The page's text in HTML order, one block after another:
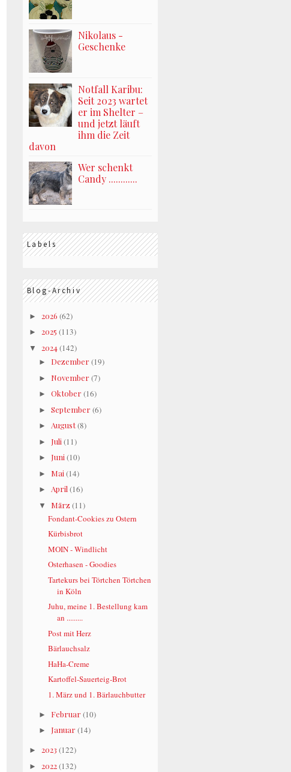
Nikolaus -
Geschenke
Notfall Karibu:
Seit 2023 wartet
er im Shelter –
und jetzt läuft
ihm die Zeit
davon
Wer schenkt
Candy ............
Labels
Blog-Archiv
► 2026 (62)
► 2025 (113)
▼ 2024(142)
► Dezember (19)
► November (7)
► Oktober (16)
► September (6)
► August (8)
► Juli (11)
► Juni (10)
► Mai (14)
► April (16)
▼ März (11)
Fondant-Cookies zu Ostern
Kürbisbrot
MOIN - Windlicht
Osterhasen - Goodies
Tartekurs bei Törtchen Törtchen
in Köln
Juhu, meine 1. Bestellung kam
an .........
Post mit Herz
Bärlauchsalz
HaHa-Creme
Kartoffel-Sauerteig-Brot
1. März und 1. Bärlauchbutter
► Februar (10)
► Januar (14)
► 2023 (122)
► 2022(132)